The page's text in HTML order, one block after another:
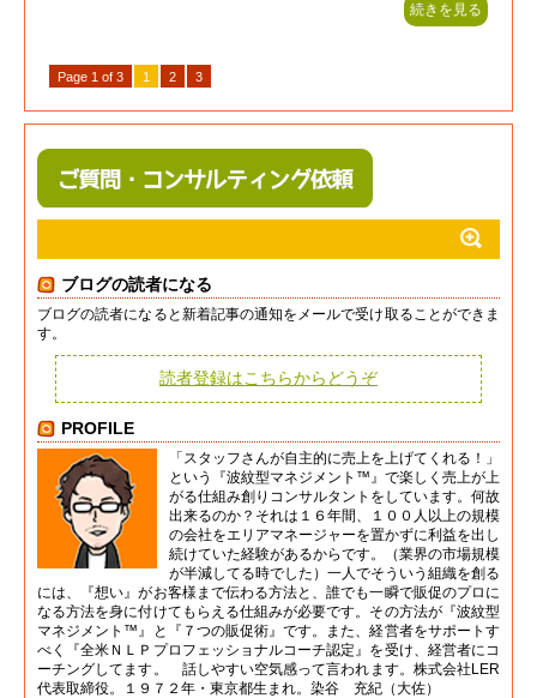
続きを見る
Page 1 of 3 1 2 3
ブログの読者になる
ブログの読者になると新着記事の通知をメールで受け取ることができま
す。
読者登録はこちらからどうぞ
PROFILE
「スタッフさんが自主的に売上を上げてくれる！」
という『波紋型マネジメント™』で楽しく売上が上
がる仕組み創りコンサルタントをしています。何故
出来るのか？それは１６年間、１００人以上の規模
の会社をエリアマネージャーを置かずに利益を出し
続けていた経験があるからです。（業界の市場規模
が半減してる時でした）一人でそういう組織を創る
には、『想い』がお客様まで伝わる方法と、誰でも一瞬で販促のプロに
なる方法を身に付けてもらえる仕組みが必要です。その方法が『波紋型
マネジメント™』と『７つの販促術』です。また、経営者をサポートす
べく『全米ＮＬＰプロフェッショナルコーチ認定』を受け、経営者にコ
ーチングしてます。 話しやすい空気感って言われます。株式会社LER
代表取締役。１９７２年・東京都生まれ。染谷 充紀（大佐）